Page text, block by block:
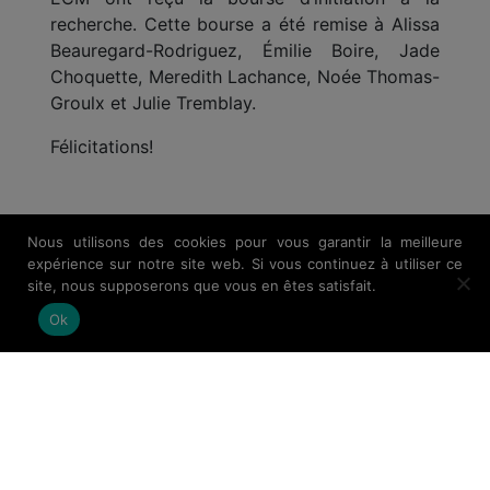
recherche. Cette bourse a été remise à Alissa
Beauregard-Rodriguez, Émilie Boire, Jade
Choquette, Meredith Lachance, Noée Thomas-
Groulx et Julie Tremblay.
Félicitations!
Nous utilisons des cookies pour vous garantir la meilleure
expérience sur notre site web. Si vous continuez à utiliser ce
site, nous supposerons que vous en êtes satisfait.
Ok